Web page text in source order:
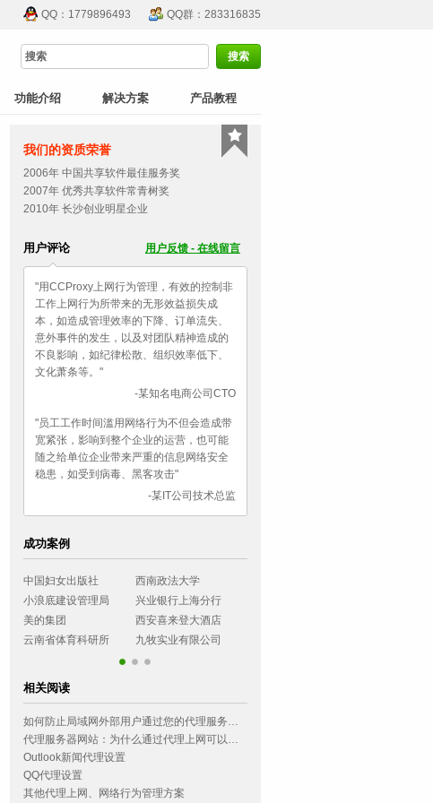
QQ：1779896493 QQ群：283316835
功能介绍 解决方案 产品教程
我们的资质荣誉
2006年 中国共享软件最佳服务奖
2007年 优秀共享软件常青树奖
2010年 长沙创业明星企业
用户评论 用户反馈 - 在线留言
"用CCProxy上网行为管理，有效的控制非
工作上网行为所带来的无形效益损失成
本，如造成管理效率的下降、订单流失、
意外事件的发生，以及对团队精神造成的
不良影响，如纪律松散、组织效率低下、
文化萧条等。"
-某知名电商公司CTO
"员工工作时间滥用网络行为不但会造成带
宽紧张，影响到整个企业的运营，也可能
随之给单位企业带来严重的信息网络安全
稳患，如受到病毒、黑客攻击"
-某IT公司技术总监
成功案例
中国妇女出版社
西南政法大学
小浪底建设管理局
兴业银行上海分行
美的集团
西安喜来登大酒店
云南省体育科研所
九牧实业有限公司
相关阅读
如何防止局域网外部用户通过您的代理服务器上网?
代理服务器网站：为什么通过代理上网可以，但无法玩游戏？
Outlook新闻代理设置
QQ代理设置
其他代理上网、网络行为管理方案